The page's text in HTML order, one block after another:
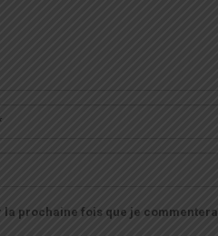
la prochaine fois que je